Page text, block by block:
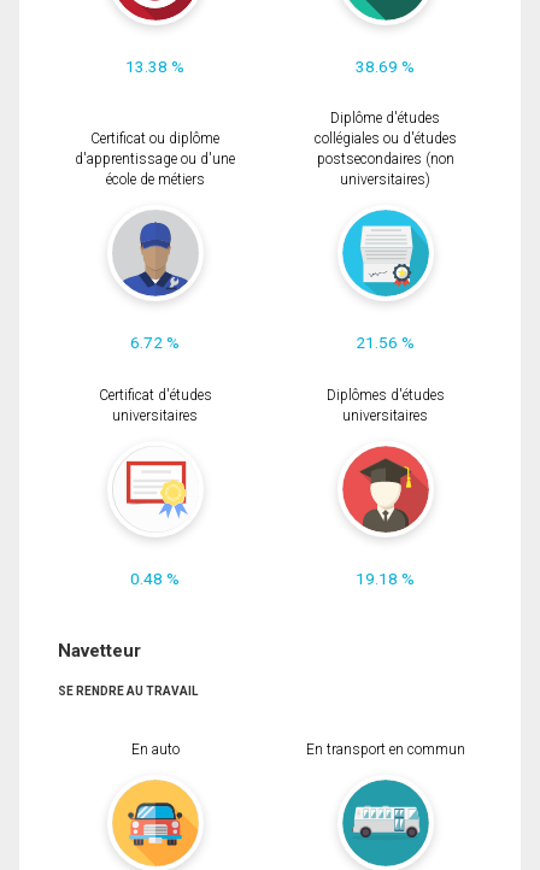
13.38 % 38.69 %
Certificat ou diplôme
d'apprentissage ou d'une
école de métiers
6.72 %
Diplôme d'études
collégiales ou d'études
postsecondaires (non
universitaires)
21.56 %
Certificat d'études
universitaires
0.48 %
Diplômes d'études
universitaires
19.18 %
Navetteur
SE RENDRE AU TRAVAIL
En auto En transport en commun